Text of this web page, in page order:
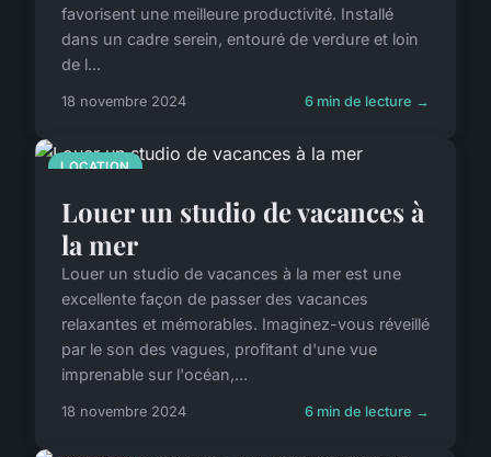
favorisent une meilleure productivité. Installé
dans un cadre serein, entouré de verdure et loin
de l...
18 novembre 2024 6 min de lecture →
LOCATION
Louer un studio de vacances à
la mer
Louer un studio de vacances à la mer est une
excellente façon de passer des vacances
relaxantes et mémorables. Imaginez-vous réveillé
par le son des vagues, profitant d'une vue
imprenable sur l'océan,...
18 novembre 2024 6 min de lecture →